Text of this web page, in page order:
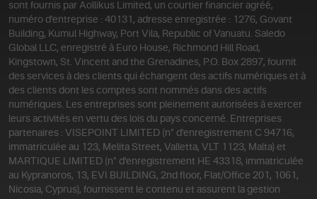
sont fournis par Aollikus Limited, un courtier financier agréé,
numéro d'entreprise : 40131, adresse enregistrée : 1276, Govant
Building, Kumul Highway, Port Vila, Republic of Vanuatu. Saledo
Global LLC, enregistré à Euro House, Richmond Hill Road,
Kingstown, St. Vincent and the Grenadines, P.O. Box 2897, fournit
des services à des clients qui échangent des actifs numériques et à
des clients dont les comptes sont nommés dans des actifs
numériques. Les entreprises sont pleinement autorisées à exercer
leurs activités en vertu des lois du pays concerné. Entreprises
partenaires : VISEPOINT LIMITED (n° d'enregistrement C 94716,
immatriculée au 123, Melita Street, Valletta, VLT 1123, Malta) et
MARTIQUE LIMITED (n° d'enregistrement HE 43318, immatriculée
au Kypranoros, 13, EVI BUILDING, 2nd floor, Flat/Office 201, 1061,
Nicosia, Cyprus), fournissent le contenu et assurent la gestion